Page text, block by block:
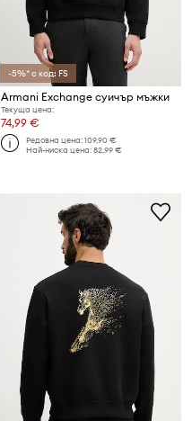
-5%* с код: FS
Armani Exchange суичър мъжки
Текуща цена:
74,99 €
Редовна цена:109,90 €
Най-ниска цена:82,99 €